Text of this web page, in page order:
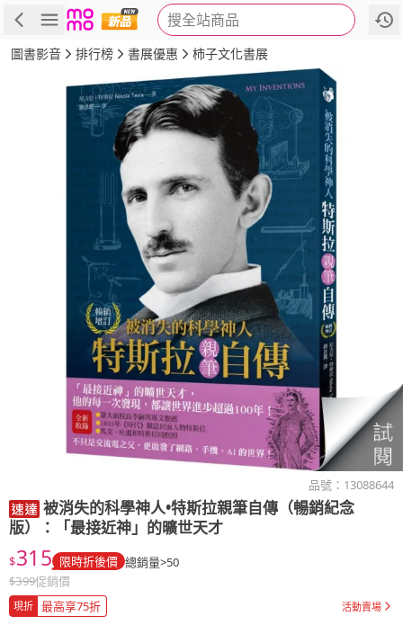
搜全站商品
商品 評價 簡介 詳細資訊
圖書影音 排行榜 書展優惠 柿子文化書展
品號： 13088644
被消失的科學神人•特斯拉親筆自傳（暢銷紀念
版）：「最接近神」的曠世天才
$315 限時折後價 總銷量>50
$399促銷價
現折 最高享75折 活動賣場